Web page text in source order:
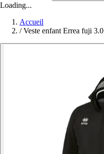
Loading...
Accueil
/ Veste enfant Errea fuji 3.0